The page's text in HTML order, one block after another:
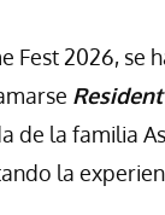
Fest 2026, se
de la familia
la